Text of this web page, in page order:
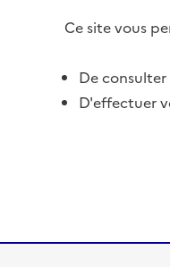
Ce site vous
De
D'effectuer